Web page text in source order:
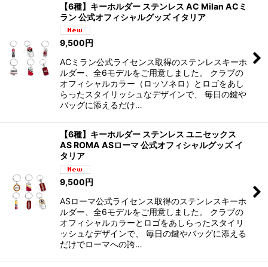
【6種】キーホルダー ステンレス AC Milan ACミ
ラン 公式オフィシャルグッズ イタリア
9,500円
ACミラン公式ライセンス取得のステンレスキーホ
ルダー、全6モデルをご用意しました。 クラブの
オフィシャルカラー（ロッソネロ）とロゴをあし
らったスタイリッシュなデザインで、 毎日の鍵や
バッグに添えるだけ…
【6種】キーホルダー ステンレス ユニセックス
AS ROMA ASローマ 公式オフィシャルグッズ イ
タリア
9,500円
ASローマ公式ライセンス取得のステンレスキーホ
ルダー、全6モデルをご用意しました。 クラブの
オフィシャルカラーとロゴをあしらったスタイリ
ッシュなデザインで、 毎日の鍵やバッグに添える
だけでローマへの誇…